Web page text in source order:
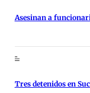
Asesinan a
Tres detenidos en